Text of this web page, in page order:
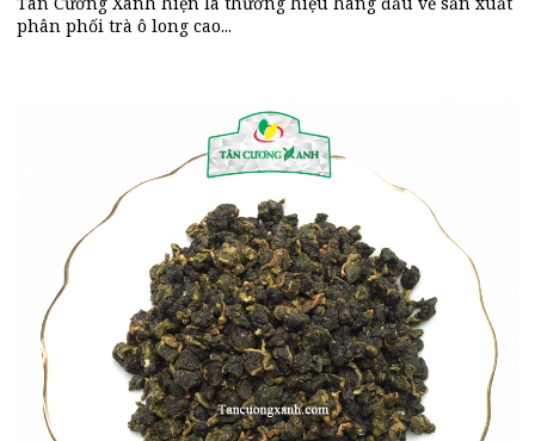
phân phối trà ô long cao...